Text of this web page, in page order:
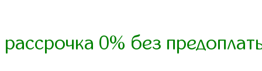
рассрочка 0% без